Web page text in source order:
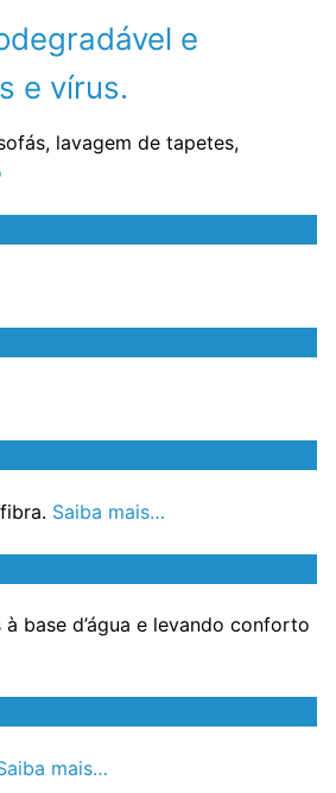
e
e vírus.
lavagem de tapetes,
Saiba mais…
base d’água e levando conforto
mais…